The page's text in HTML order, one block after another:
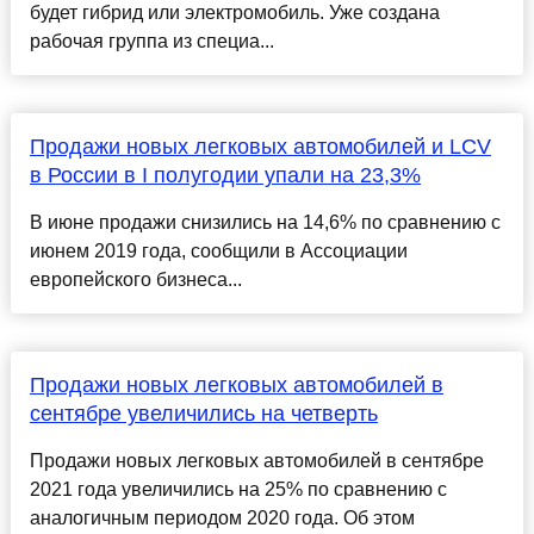
будет гибрид или электромобиль. Уже создана
рабочая группа из специа...
Продажи новых легковых автомобилей и LCV
в России в I полугодии упали на 23,3%
В июне продажи снизились на 14,6% по сравнению с
июнем 2019 года, сообщили в Ассоциации
европейского бизнеса...
Продажи новых легковых автомобилей в
сентябре увеличились на четверть
Продажи новых легковых автомобилей в сентябре
2021 года увеличились на 25% по сравнению с
аналогичным периодом 2020 года. Об этом